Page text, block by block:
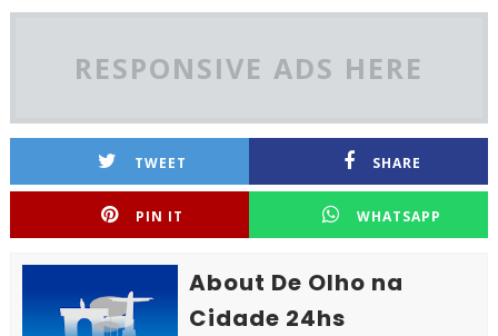
RESPONSIVE ADS HERE
TWEET SHARE
PIN IT WHATSAPP
About De Olho na
Cidade 24hs